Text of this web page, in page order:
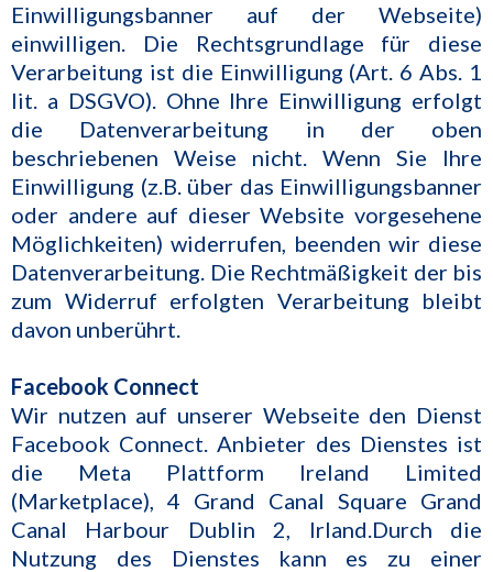
Einwilligungsbanner auf der Webseite)
einwilligen. Die Rechtsgrundlage für diese
Verarbeitung ist die Einwilligung (Art. 6 Abs. 1
lit. a DSGVO). Ohne Ihre Einwilligung erfolgt
die Datenverarbeitung in der oben
beschriebenen Weise nicht. Wenn Sie Ihre
Einwilligung (z.B. über das Einwilligungsbanner
oder andere auf dieser Website vorgesehene
Möglichkeiten) widerrufen, beenden wir diese
Datenverarbeitung. Die Rechtmäßigkeit der bis
zum Widerruf erfolgten Verarbeitung bleibt
davon unberührt.
Facebook Connect
Wir nutzen auf unserer Webseite den Dienst
Facebook Connect. Anbieter des Dienstes ist
die Meta Plattform Ireland Limited
(Marketplace), 4 Grand Canal Square Grand
Canal Harbour Dublin 2, Irland.Durch die
Nutzung des Dienstes kann es zu einer